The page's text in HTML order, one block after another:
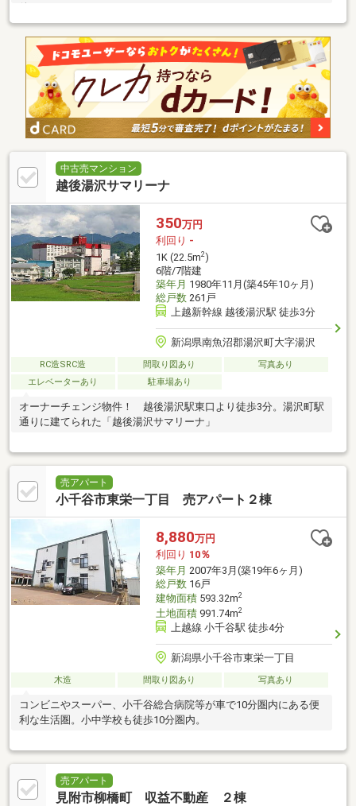
中古売マンション
越後湯沢サマリーナ
350万円
利回り -
1K (22.5m2)
6階/7階建
築年月 1980年11月(築45年10ヶ月)
総戸数261戸
上越新幹線 越後湯沢駅 徒歩3分
新潟県南魚沼郡湯沢町大字湯沢
RC造SRC造 間取り図あり
写真あり
エレベーターあり
駐車場あり
オーナーチェンジ物件！ 越後湯沢駅東口より徒歩3分。湯沢町駅
通りに建てられた「越後湯沢サマリーナ」
売アパート
小千谷市東栄一丁目 売アパート２棟
8,880万円
利回り 10％
築年月 2007年3月(築19年6ヶ月)
総戸数16戸
建物面積593.32m2
土地面積991.74m2
上越線 小千谷駅 徒歩4分
新潟県小千谷市東栄一丁目
木造 間取り図あり 写真あり
コンビニやスーパー、小千谷総合病院等が車で10分圏内にある便
利な生活圏。小中学校も徒歩10分圏内。
売アパート
見附市柳橋町 収益不動産 ２棟